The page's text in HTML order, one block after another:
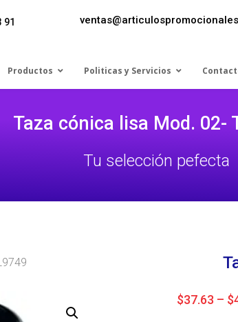
91
Productos Politicas y Servicios
Taza cónica lisa Mod. 02-
Tu selección pefecta
$37.63 – $